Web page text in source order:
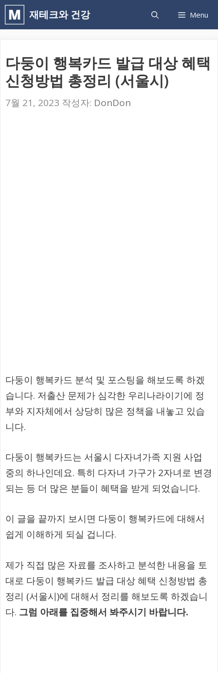
컨
텐
건
너
뛰
재테크와 건강 Menu
다둥이 행복카드 발급 대상 혜택
신청방법 총정리 (서울시)
7월 21, 2023 작성자: DonDon
다둥이 행복카드 분석 및 포스팅을 해보도록 하겠
습니다. 저출산 문제가 심각한 우리나라이기에 정
부와 지자체에서 상당히 많은 정책을 내놓고 있습
니다.
다둥이 행복카드는 서울시 다자녀가족 지원 사업
중의 하나인데요. 특히 다자녀 가구가 2자녀로 변경
되는 등 더 많은 분들이 혜택을 받게 되었습니다.
이 글을 끝까지 보시면 다둥이 행복카드에 대해서
쉽게 이해하게 되실 겁니다.
제가 직접 많은 자료를 조사하고 분석한 내용을 토
대로 다둥이 행복카드 발급 대상 혜택 신청방법 총
정리 (서울시)에 대해서 정리를 해보도록 하겠습니
다. 그럼 아래를 집중해서 봐주시기 바랍니다.